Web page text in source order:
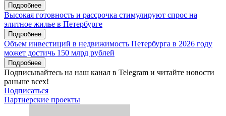
Подробнее
Высокая готовность и рассрочка стимулируют спрос на
элитное жилье в Петербурге
Подробнее
Объем инвестиций в недвижимость Петербурга в 2026 году
может достичь 150 млрд рублей
Подробнее
Подписывайтесь на наш канал в Telegram и читайте новости
раньше всех!
Подписаться
Партнерские проекты